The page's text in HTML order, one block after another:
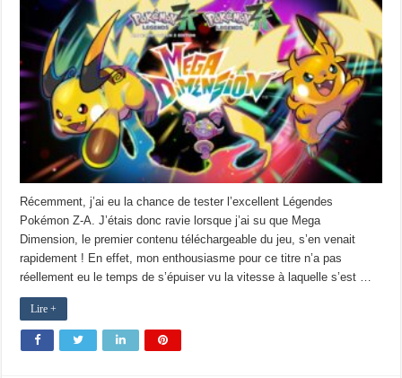
Récemment, j’ai eu la chance de tester l’excellent Légendes
Pokémon Z-A. J’étais donc ravie lorsque j’ai su que Mega
Dimension, le premier contenu téléchargeable du jeu, s’en venait
rapidement ! En effet, mon enthousiasme pour ce titre n’a pas
réellement eu le temps de s’épuiser vu la vitesse à laquelle s’est …
Lire +